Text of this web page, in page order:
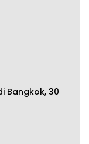
Bangkok, 30